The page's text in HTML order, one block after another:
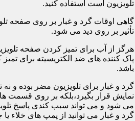
تلویزیون است استفاده کنید.
گاهی اوقات گرد و غبار بر روی صفحه
تأثیر بر روی دید می شود.
هرگز از آب برای تمیز کردن صفحه
پاک کننده های ضد الکتریسیته برای
باشد.
گرد و غبار برای تلویزیون مضر بوده و
نمایش قرار بگیرد،بلکه بر روی قسمت
می شود و می تواند سبب کندی پاسخ
گرد و غبار می توانید از پمپ های خلاء یا